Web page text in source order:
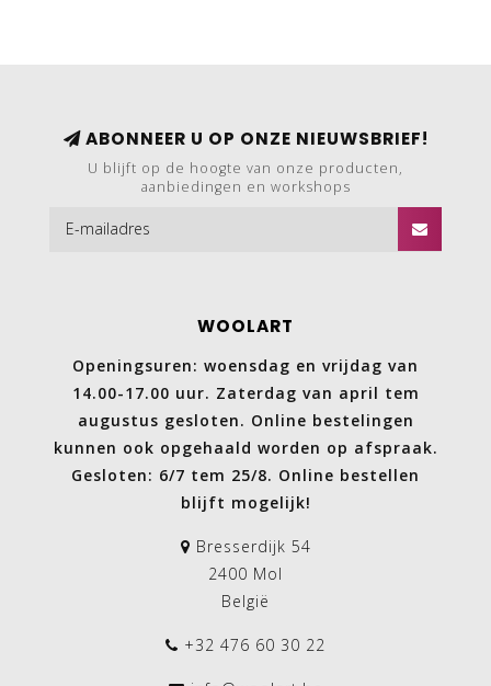
ABONNEER U OP ONZE NIEUWSBRIEF!
U blijft op de hoogte van onze producten,
aanbiedingen en workshops
WOOLART
Openingsuren: woensdag en vrijdag van
14.00-17.00 uur. Zaterdag van april tem
augustus gesloten. Online bestelingen
kunnen ook opgehaald worden op afspraak.
Gesloten: 6/7 tem 25/8. Online bestellen
blijft mogelijk!
Bresserdijk 54
2400 Mol
België
+32 476 60 30 22